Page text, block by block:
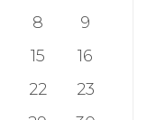
8
9
15
16
22
23